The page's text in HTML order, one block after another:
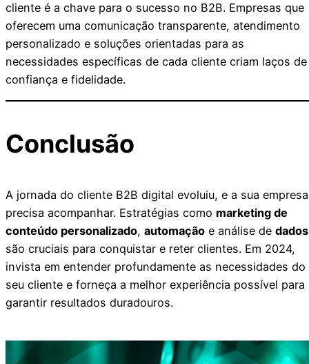
cliente é a chave para o sucesso no B2B. Empresas que
oferecem uma comunicação transparente, atendimento
personalizado e soluções orientadas para as
necessidades específicas de cada cliente criam laços de
confiança e fidelidade.
Conclusão
A jornada do cliente B2B digital evoluiu, e a sua empresa
precisa acompanhar. Estratégias como marketing de
conteúdo personalizado, automação e análise de dados
são cruciais para conquistar e reter clientes. Em 2024,
invista em entender profundamente as necessidades do
seu cliente e forneça a melhor experiência possível para
garantir resultados duradouros.